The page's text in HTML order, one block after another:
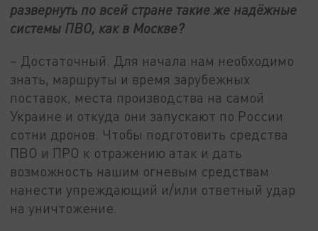
развернуть по всей стране такие же надёжные
системы ПВО, как в Москве?
– Достаточный. Для начала нам необходимо
знать, маршруты и время зарубежных
поставок, места производства на самой
Украине и откуда они запускают по России
сотни дронов. Чтобы подготовить средства
ПВО и ПРО к отражению атак и дать
возможность нашим огневым средствам
нанести упреждающий и/или ответный удар
на уничтожение.